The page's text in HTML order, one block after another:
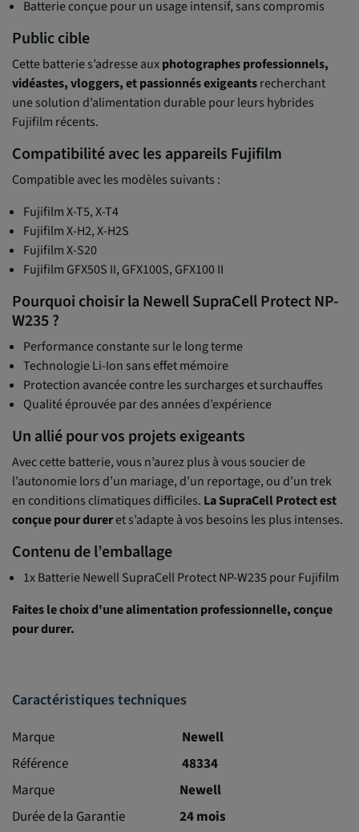
Batterie conçue pour un usage intensif, sans compromis
Public cible
Cette batterie s’adresse auxphotographes professionnels,
vidéastes, vloggers, et passionnés exigeantsrecherchant
une solution d’alimentation durable pour leurs hybrides
Fujifilm récents.
Compatibilité avec les appareils Fujifilm
Compatible avec les modèles suivants :
Fujifilm X-T5, X-T4
Fujifilm X-H2, X-H2S
Fujifilm X-S20
Fujifilm GFX50S II, GFX100S, GFX100 II
Pourquoi choisir la Newell SupraCell Protect NP-
W235 ?
Performance constante sur le long terme
Technologie Li-Ion sans effet mémoire
Protection avancée contre les surcharges et surchauffes
Qualité éprouvée par des années d’expérience
Un allié pour vos projets exigeants
Avec cette batterie, vous n’aurez plus à vous soucier de
l’autonomie lors d’un mariage, d’un reportage, ou d’un trek
en conditions climatiques difficiles. La SupraCell Protect est
conçue pour dureret s’adapte à vos besoins les plus intenses.
Contenu de l’emballage
1x Batterie Newell SupraCell Protect NP-W235 pour Fujifilm
Faites le choix d'une alimentation professionnelle, conçue
pour durer.
Caractéristiques techniques
Marque
Newell
Référence
48334
Marque
Newell
Durée de la Garantie
24 mois